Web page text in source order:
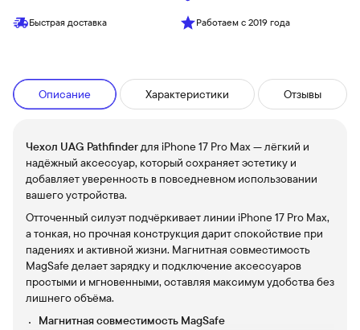
Быстрая доставка Работаем с 2019 года
Описание Характеристики Отзывы
Чехол UAG Pathfinderдля iPhone 17 Pro Max — лёгкий и
надёжный аксессуар, который сохраняет эстетику и
добавляет уверенность в повседневном использовании
вашего устройства.
Отточенный силуэт подчёркивает линии iPhone 17 Pro Max,
а тонкая, но прочная конструкция дарит спокойствие при
падениях и активной жизни. Магнитная совместимость
MagSafe делает зарядку и подключение аксессуаров
простыми и мгновенными, оставляя максимум удобства без
лишнего объёма.
Магнитная совместимость MagSafe